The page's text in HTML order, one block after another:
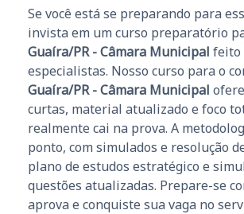
Se você está se preparando para
invista em um curso preparatório
Guaíra/PR - Câmara Municipal feito
especialistas. Nosso curso para o
Guaíra/PR - Câmara Municipal
curtas, material atualizado e foco
realmente cai na prova. A
ponto, com simulados e resolução
plano de estudos estratégico e
questões atualizadas. Prepare-se
aprova e conquiste sua vaga no